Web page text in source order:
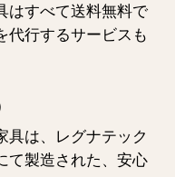
はすべて送料無料で
代行するサービスも
具は、レグナテック
て製造された、安心